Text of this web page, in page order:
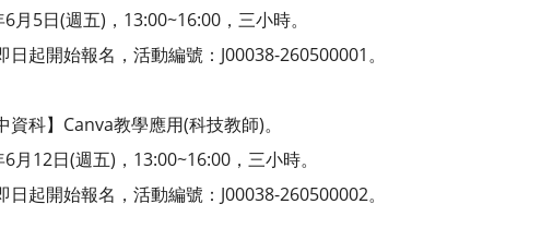
5日(週五)，13:00~16:00，三小時。
起開始報名，活動編號：J00038-260500001。
科】Canva教學應用(科技教師)。
12日(週五)，13:00~16:00，三小時。
起開始報名，活動編號：J00038-260500002。